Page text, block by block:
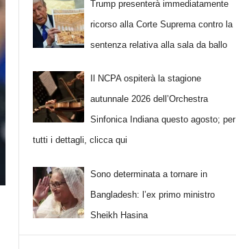
Trump presenterà immediatamente
ricorso alla Corte Suprema contro la
sentenza relativa alla sala da ballo
Il NCPA ospiterà la stagione
autunnale 2026 dell’Orchestra
Sinfonica Indiana questo agosto; per
tutti i dettagli, clicca qui
Sono determinata a tornare in
Bangladesh: l’ex primo ministro
Sheikh Hasina